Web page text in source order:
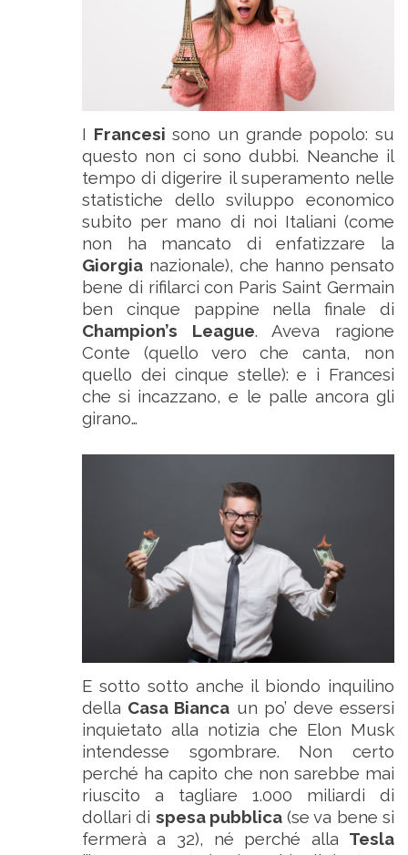
I Francesi sono un grande popolo: su
questo non ci sono dubbi. Neanche il
tempo di digerire il superamento nelle
statistiche dello sviluppo economico
subito per mano di noi Italiani (come
non ha mancato di enfatizzare la
Giorgia nazionale), che hanno pensato
bene di rifilarci con Paris Saint Germain
ben cinque pappine nella finale di
Champion’s League. Aveva ragione
Conte (quello vero che canta, non
quello dei cinque stelle): e i Francesi
che si incazzano, e le palle ancora gli
girano…
E sotto sotto anche il biondo inquilino
della Casa Bianca un po’ deve essersi
inquietato alla notizia che Elon Musk
intendesse sgombrare. Non certo
perché ha capito che non sarebbe mai
riuscito a tagliare 1.000 miliardi di
dollari di spesa pubblica(se va bene si
fermerà a 32), né perché alla Tesla